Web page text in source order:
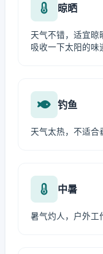
晾晒
天气不错，适宜晾
吸收一下太阳的味
钓鱼
天气太热，不适合
中暑
暑气灼人，户外工